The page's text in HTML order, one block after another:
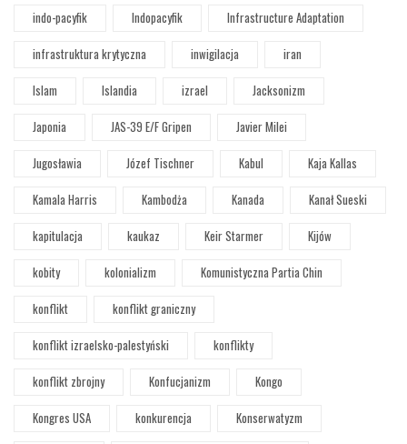
indo-pacyfik
Indopacyfik
Infrastructure Adaptation
infrastruktura krytyczna
inwigilacja
iran
Islam
Islandia izrael
Jacksonizm
Japonia
JAS-39 E/F Gripen
Javier Milei
Jugosławia
Józef Tischner Kabul
Kaja Kallas
Kamala Harris
Kambodża Kanada
Kanał Sueski
kapitulacja
kaukaz Keir Starmer
Kijów
kobity
kolonializm
Komunistyczna Partia Chin
konflikt
konflikt graniczny
konflikt izraelsko-palestyński
konflikty
konflikt zbrojny
Konfucjanizm
Kongo
Kongres USA
konkurencja
Konserwatyzm